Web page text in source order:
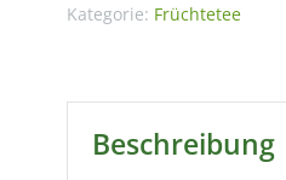
Kategorie: Früchtetee
Beschreibung